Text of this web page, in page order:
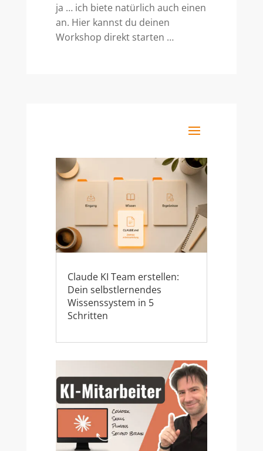
ja … ich biete natürlich auch einen
an. Hier kannst du deinen
Workshop direkt starten …
Claude KI Team erstellen:
Dein selbstlernendes
Wissenssystem in 5
Schritten